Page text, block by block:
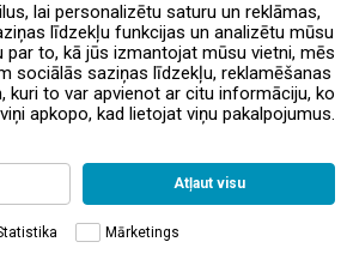
lai personalizētu saturu un reklāmas,
līdzekļu funkcijas un analizētu mūsu
to, kā jūs izmantojat mūsu vietni, mēs
sociālās saziņas līdzekļu, reklamēšanas
kuri to var apvienot ar citu informāciju, ko
apkopo, kad lietojat viņu pakalpojumus.
Atļaut visu
Mārketings